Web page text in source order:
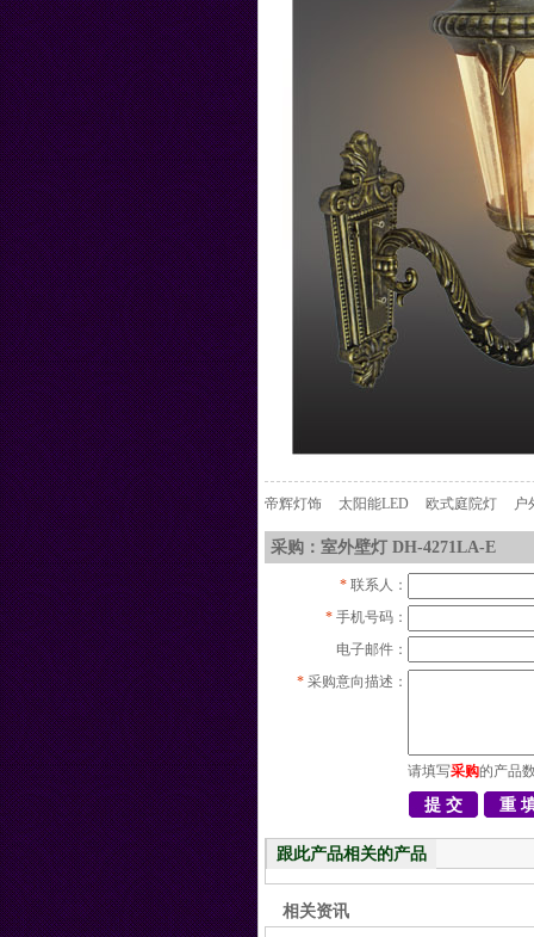
帝辉灯饰 太阳能LED 欧式庭院灯 户
采购：室外壁灯 DH-4271LA-E
* 联系人：
* 手机号码：
电子邮件：
* 采购意向描述：
请填写采购的产品
跟此产品相关的产品
相关资讯